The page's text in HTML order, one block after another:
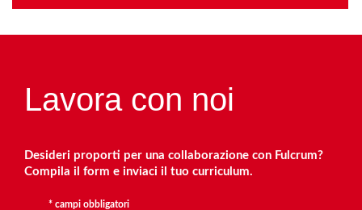
Lavora con noi
Desideri proporti per una collaborazione con Fulcrum?
Compila il form e inviaci il tuo curriculum.
* campi obbligatori